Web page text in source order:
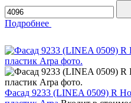
Подробнее
Фасад 9233 (LINEA 0509) R